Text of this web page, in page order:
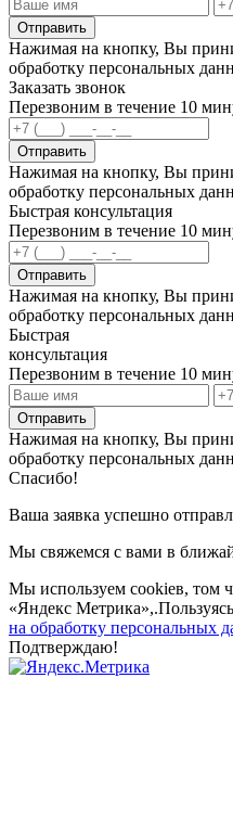
Отправить
Нажимая на кнопку, Вы
обработку персональных
Заказать звонок
Перезвоним в течение 10
Отправить
Нажимая на кнопку, Вы
обработку персональных
Быстрая консультация
Перезвоним в течение 10
Отправить
Нажимая на кнопку, Вы
обработку персональных
Быстрая
консультация
Перезвоним в течение 10
Отправить
Нажимая на кнопку, Вы
обработку персональных
Спасибо!
Ваша заявка успешно
Мы свяжемся с вами в
Мы используем cookieв, том
«Яндекс
на обработку персональных
Подтверждаю!